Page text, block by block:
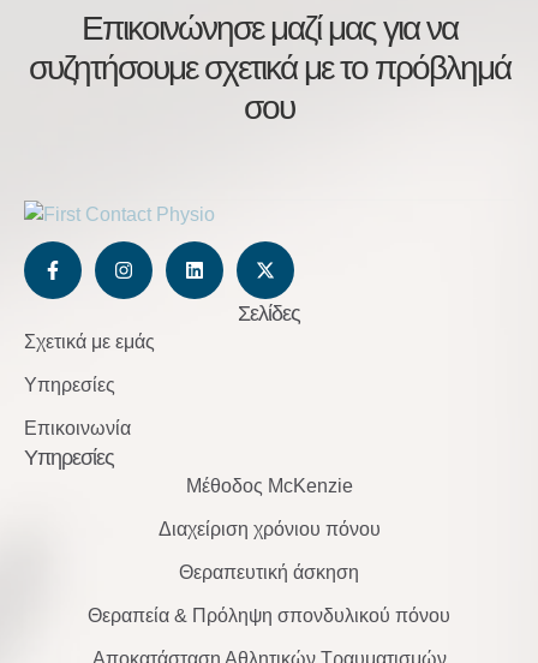
Επικοινώνησε μαζί μας για να
συζητήσουμε σχετικά με το πρόβλημά
σου
Σελίδες
Σχετικά με εμάς
Υπηρεσίες
Επικοινωνία
Υπηρεσίες
Μέθοδος McKenzie
Διαχείριση χρόνιου πόνου
Θεραπευτική άσκηση
Θεραπεία & Πρόληψη σπονδυλικού πόνου
Αποκατάσταση Αθλητικών Τραυματισμών